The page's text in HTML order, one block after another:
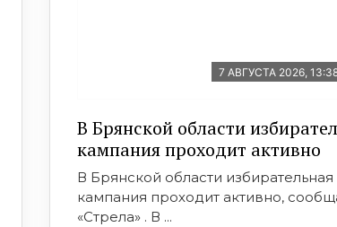
7 АВГУСТА 2026,
В Брянской области
кампания проходит активно
В Брянской области избирательная
кампания проходит активно,
«Стрела» . В ...